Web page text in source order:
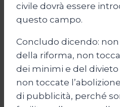
civile dovrà essere
questo campo.
Concludo dicendo:
della riforma, non
dei minimi e del
non toccate
di pubblicità, perché